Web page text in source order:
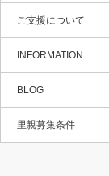
ご支援について
INFORMATION
BLOG
里親募集条件